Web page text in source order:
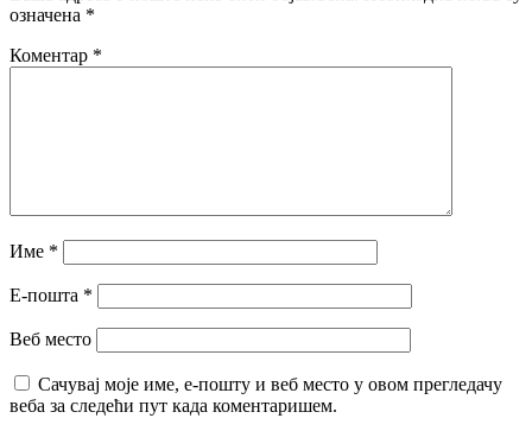
означена *
Коментар *
Име *
Е-пошта *
Веб место
Сачувај моје име, е-пошту и веб место у овом прегледачу
веба за следећи пут када коментаришем.